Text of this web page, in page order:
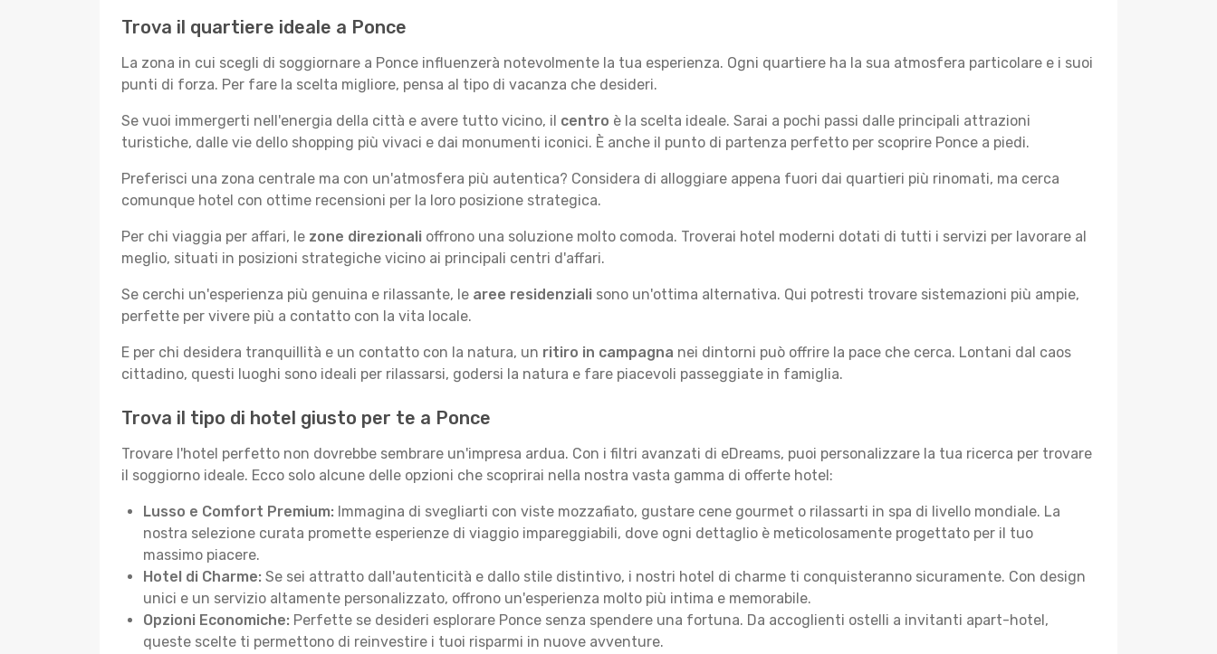
Trova il quartiere ideale a Ponce
La zona in cui scegli di soggiornare a Ponce influenzerà notevolmente la tua esperienza. Ogni quartiere ha la sua atmosfera particolare e i suoi
punti di forza. Per fare la scelta migliore, pensa al tipo di vacanza che desideri.
Se vuoi immergerti nell'energia della città e avere tutto vicino, il centro è la scelta ideale. Sarai a pochi passi dalle principali attrazioni
turistiche, dalle vie dello shopping più vivaci e dai monumenti iconici. È anche il punto di partenza perfetto per scoprire Ponce a piedi.
Preferisci una zona centrale ma con un'atmosfera più autentica? Considera di alloggiare appena fuori dai quartieri più rinomati, ma cerca
comunque hotel con ottime recensioni per la loro posizione strategica.
Per chi viaggia per affari, le zone direzionali offrono una soluzione molto comoda. Troverai hotel moderni dotati di tutti i servizi per lavorare al
meglio, situati in posizioni strategiche vicino ai principali centri d'affari.
Se cerchi un'esperienza più genuina e rilassante, le aree residenziali sono un'ottima alternativa. Qui potresti trovare sistemazioni più ampie,
perfette per vivere più a contatto con la vita locale.
E per chi desidera tranquillità e un contatto con la natura, un ritiro in campagna nei dintorni può offrire la pace che cerca. Lontani dal caos
cittadino, questi luoghi sono ideali per rilassarsi, godersi la natura e fare piacevoli passeggiate in famiglia.
Trova il tipo di hotel giusto per te a Ponce
Trovare l'hotel perfetto non dovrebbe sembrare un'impresa ardua. Con i filtri avanzati di eDreams, puoi personalizzare la tua ricerca per trovare
il soggiorno ideale. Ecco solo alcune delle opzioni che scoprirai nella nostra vasta gamma di offerte hotel:
Lusso e Comfort Premium: Immagina di svegliarti con viste mozzafiato, gustare cene gourmet o rilassarti in spa di livello mondiale. La
nostra selezione curata promette esperienze di viaggio impareggiabili, dove ogni dettaglio è meticolosamente progettato per il tuo
massimo piacere.
Hotel di Charme: Se sei attratto dall'autenticità e dallo stile distintivo, i nostri hotel di charme ti conquisteranno sicuramente. Con design
unici e un servizio altamente personalizzato, offrono un'esperienza molto più intima e memorabile.
Opzioni Economiche: Perfette se desideri esplorare Ponce senza spendere una fortuna. Da accoglienti ostelli a invitanti apart-hotel,
queste scelte ti permettono di reinvestire i tuoi risparmi in nuove avventure.